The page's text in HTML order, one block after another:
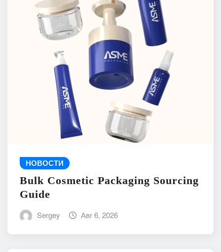
НОВОСТИ
Bulk Cosmetic Packaging Sourcing
Guide
Sergey Авг 6, 2026